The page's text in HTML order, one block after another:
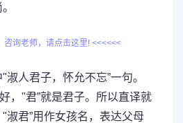
咨询老师，请点击这里! <<<<<<
人君子，怀允不忘”一句。
，"君”就是君子。所以直译就
淑君”用作女孩名，表达父母